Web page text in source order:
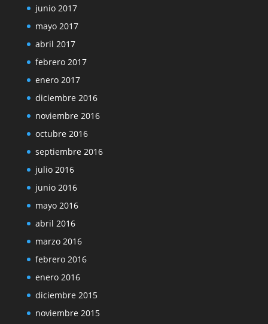
junio 2017
mayo 2017
abril 2017
febrero 2017
enero 2017
diciembre 2016
noviembre 2016
octubre 2016
septiembre 2016
julio 2016
junio 2016
mayo 2016
abril 2016
marzo 2016
febrero 2016
enero 2016
diciembre 2015
noviembre 2015